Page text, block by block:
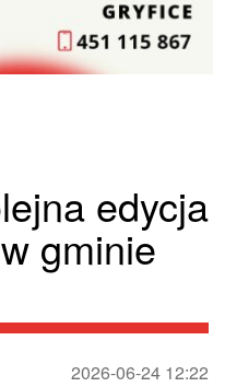
edycja
gminie
2026-06-24 12:22